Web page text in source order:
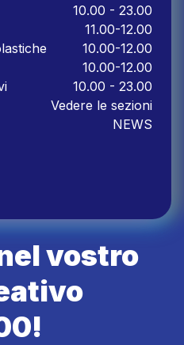
10.00 - 23.00
11.00-12.00
10.00-12.00
10.00-12.00
10.00 - 23.00
Vedere le sezioni
NEWS
vostro